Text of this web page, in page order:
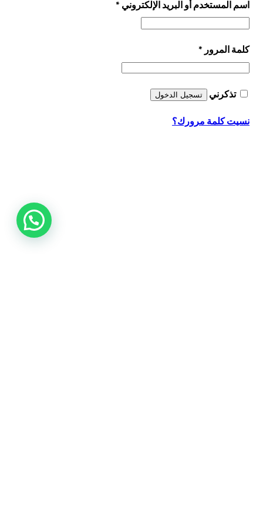
اسم المستخدم أو البريد الإلكتروني*مطلوبة
كلمة المرور*مطلوبة
تذكرني تسجيل الدخول
نسيت كلمة مرورك؟